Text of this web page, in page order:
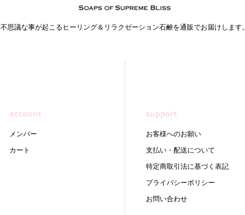
不思議な事が起こるヒーリング＆リラクゼーション石鹸を通販でお届けします。
account
メンバー
カート
support
お客様へのお願い
支払い・配送について
特定商取引法に基づく表記
プライバシーポリシー
お問い合わせ